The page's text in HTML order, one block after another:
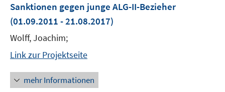
Sanktionen gegen junge ALG-II-Bezieher
(01.09.2011 - 21.08.2017)
Wolff, Joachim;
Link zur Projektseite
mehr Informationen